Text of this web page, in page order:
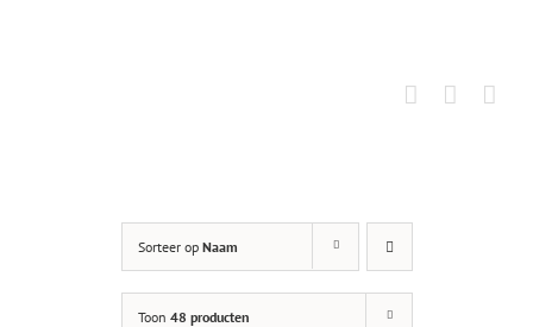
Sorteer op Naam
Toon 48 producten